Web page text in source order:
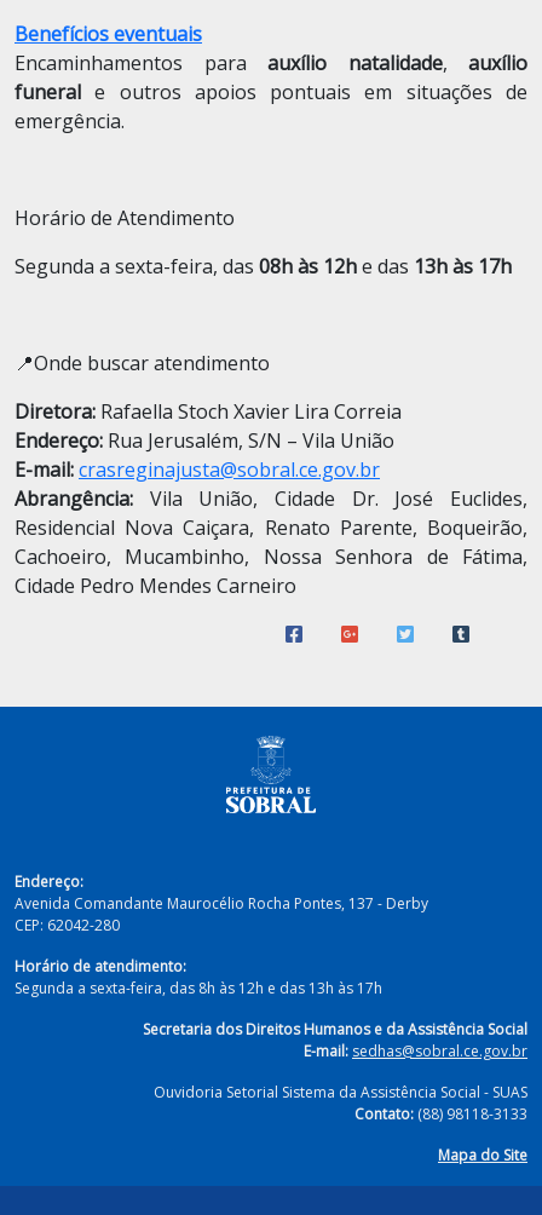
Benefícios eventuais
Encaminhamentos para auxílio natalidade, auxílio
funeral e outros apoios pontuais em situações de
emergência.
Horário de Atendimento
Segunda a sexta-feira, das 08h às 12he das 13h às 17h
📍Onde buscar atendimento
Diretora: Rafaella Stoch Xavier Lira Correia
Endereço: Rua Jerusalém, S/N – Vila União
E-mail:crasreginajusta@sobral.ce.gov.br
Abrangência: Vila União, Cidade Dr. José Euclides,
Residencial Nova Caiçara, Renato Parente, Boqueirão,
Cachoeiro, Mucambinho, Nossa Senhora de Fátima,
Cidade Pedro Mendes Carneiro
Endereço:
Avenida Comandante Maurocélio Rocha Pontes, 137 - Derby
CEP: 62042-280
Horário de atendimento:
Segunda a sexta-feira, das 8h às 12h e das 13h às 17h
Secretaria dos Direitos Humanos e da Assistência Social
E-mail: sedhas@sobral.ce.gov.br
Ouvidoria Setorial Sistema da Assistência Social - SUAS
Contato: (88) 98118-3133
Mapa do Site